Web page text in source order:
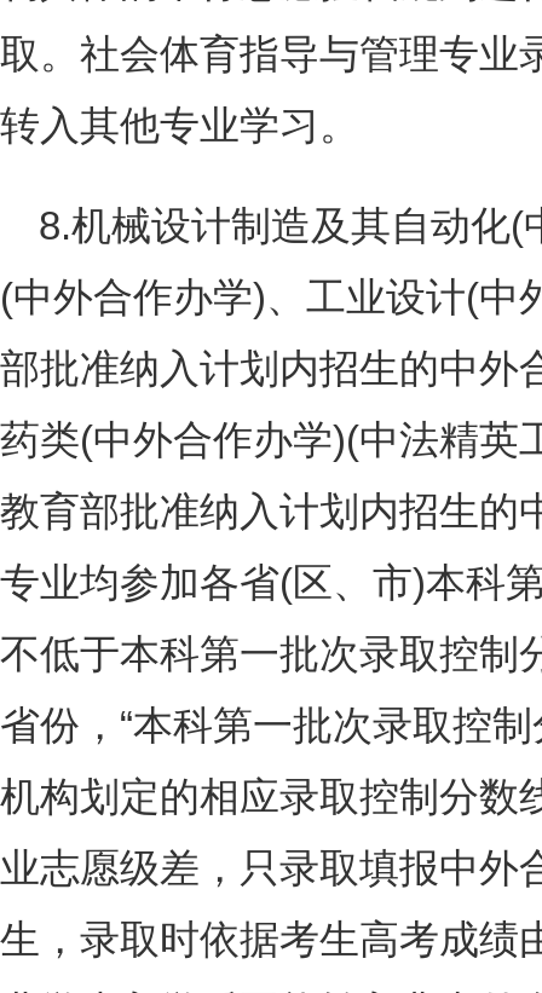
取。社会体育指导与管理专业
转入其他专业学习。
8.机械设计制造及其自动化
(中外合作办学)、工业设计(中
部批准纳入计划内招生的中外
药类(中外合作办学)(中法精英
教育部批准纳入计划内招生的
专业均参加各省(区、市)本科
不低于本科第一批次录取控制
省份，“本科第一批次录取控
机构划定的相应录取控制分数
业志愿级差，只录取填报中外
生，录取时依据考生高考成绩